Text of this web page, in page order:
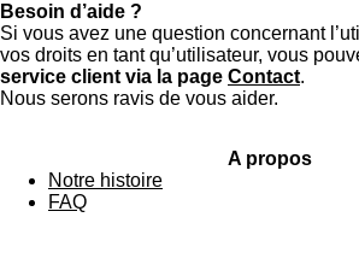
Besoin d’aide ?
Si vous avez une question concernant
vos droits en tant qu’utilisateur, vous
service client via la page Contact.
Nous serons ravis de vous aider.
A propos
Notre histoire
FAQ